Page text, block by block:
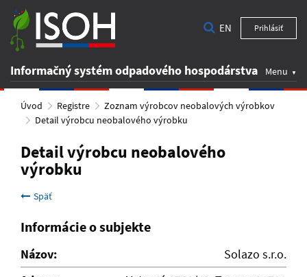
Informačný systém odpadového hospodárstva Menu
EN Prihlásiť
Úvod Registre
Zoznam výrobcov neobalových výrobkov
Detail výrobcu neobalového výrobku
Detail výrobcu neobalového
výrobku
Späť
Informácie o subjekte
Názov:
Solazo s.r.o.